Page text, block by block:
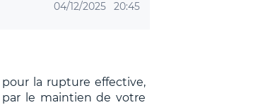
04/12/2025 20:45
la rupture effective,
le maintien de votre